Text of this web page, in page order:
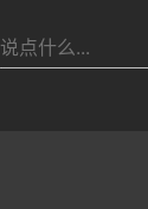
说点什么...